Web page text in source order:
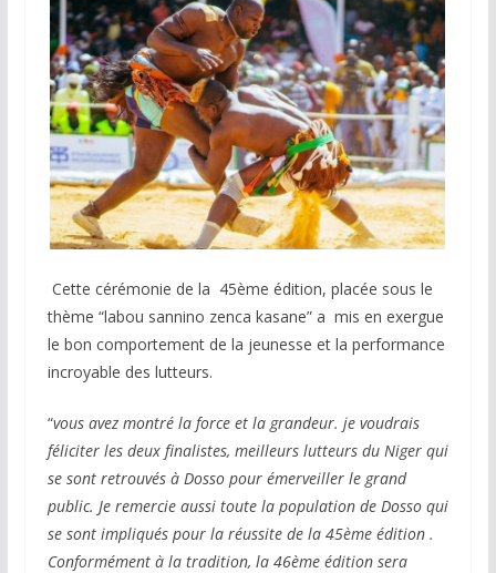
Cette cérémonie de la 45ème édition, placée sous le
thème “labou sannino zenca kasane” a mis en exergue
le bon comportement de la jeunesse et la performance
incroyable des lutteurs.
“vous avez montré la force et la grandeur. je voudrais
féliciter les deux finalistes, meilleurs lutteurs du Niger qui
se sont retrouvés à Dosso pour émerveiller le grand
public. Je remercie aussi toute la population de Dosso qui
se sont impliqués pour la réussite de la 45ème édition .
Conformément à la tradition, la 46ème édition sera